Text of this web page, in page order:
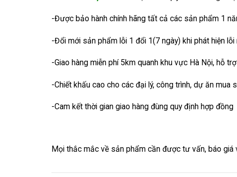
-Được bảo hành chính hãng tất cả các sản phẩm 1
-Đổi mới sản phẩm lỗi 1 đổi 1(7 ngày) khi phát hiện
-Giao hàng miễn phí 5km quanh khu vực Hà Nội, hỗ
-Chiết khấu cao cho các đại lý, công trình, dự ăn mua
-Cam kết thời gian giao hàng đùng quy định hợp đồng
Mọi thắc mắc về sản phẩm cần được tư vấn, báo giá